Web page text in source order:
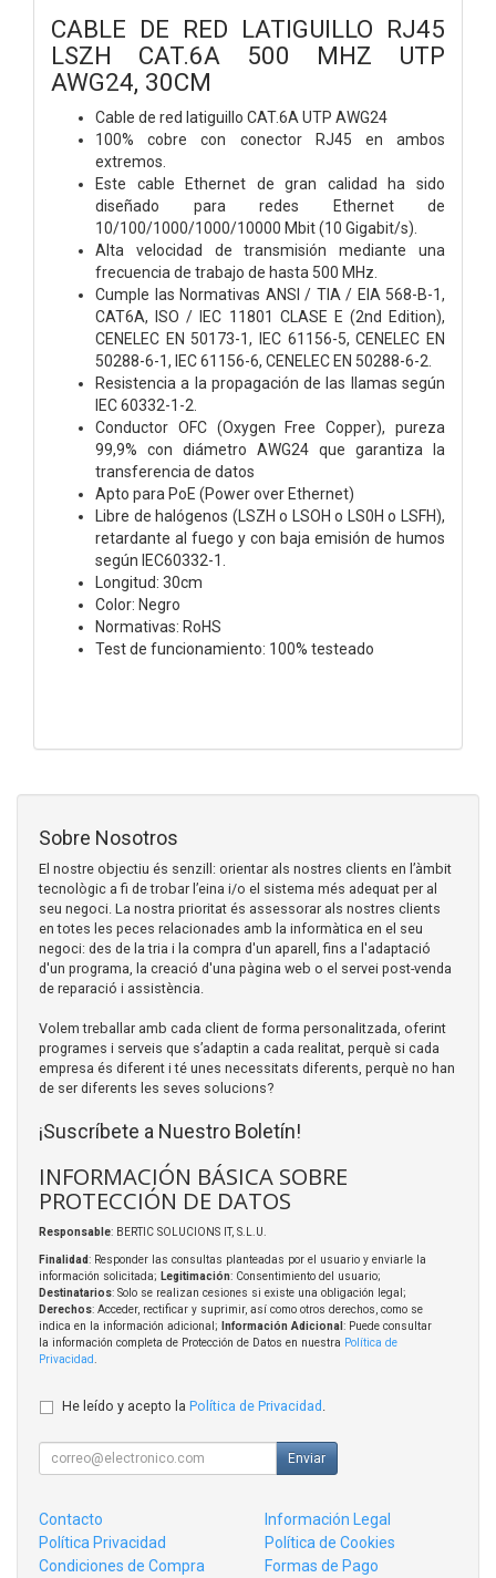
CABLE DE RED LATIGUILLO RJ45
LSZH CAT.6A 500 MHZ UTP
AWG24, 30CM
Cable de red latiguillo CAT.6A UTP AWG24
100% cobre con conector RJ45 en ambos
extremos.
Este cable Ethernet de gran calidad ha sido
diseñado para redes Ethernet de
10/100/1000/1000/10000 Mbit (10 Gigabit/s).
Alta velocidad de transmisión mediante una
frecuencia de trabajo de hasta 500 MHz.
Cumple las Normativas ANSI / TIA / EIA 568-B-1,
CAT6A, ISO / IEC 11801 CLASE E (2nd Edition),
CENELEC EN 50173-1, IEC 61156-5, CENELEC EN
50288-6-1, IEC 61156-6, CENELEC EN 50288-6-2.
Resistencia a la propagación de las llamas según
IEC 60332-1-2.
Conductor OFC (Oxygen Free Copper), pureza
99,9% con diámetro AWG24 que garantiza la
transferencia de datos
Apto para PoE (Power over Ethernet)
Libre de halógenos (LSZH o LSOH o LS0H o LSFH),
retardante al fuego y con baja emisión de humos
según IEC60332-1.
Longitud: 30cm
Color: Negro
Normativas: RoHS
Test de funcionamiento: 100% testeado
Sobre Nosotros
El nostre objectiu és senzill: orientar als nostres clients en l’àmbit
tecnològic a fi de trobar l’eina i/o el sistema més adequat per al
seu negoci. La nostra prioritat és assessorar als nostres clients
en totes les peces relacionades amb la informàtica en el seu
negoci: des de la tria i la compra d'un aparell, fins a l'adaptació
d'un programa, la creació d'una pàgina web o el servei post-venda
de reparació i assistència.
Volem treballar amb cada client de forma personalitzada, oferint
programes i serveis que s’adaptin a cada realitat, perquè si cada
empresa és diferent i té unes necessitats diferents, perquè no han
de ser diferents les seves solucions?
¡Suscríbete a Nuestro Boletín!
INFORMACIÓN BÁSICA SOBRE
PROTECCIÓN DE DATOS
Responsable: BERTIC SOLUCIONS IT, S.L.U.
Finalidad: Responder las consultas planteadas por el usuario y enviarle la
información solicitada; Legitimación: Consentimiento del usuario;
Destinatarios: Solo se realizan cesiones si existe una obligación legal;
Derechos: Acceder, rectificar y suprimir, así como otros derechos, como se
indica en la información adicional;
Información Adicional : Puede consultar
la información completa de Protección de Datos en nuestra Política de
Privacidad
He leído y acepto la Política de Privacidad
Enviar
Contacto
Información Legal
Política Privacidad
Política de Cookies
Condiciones de Compra
Formas de Pago